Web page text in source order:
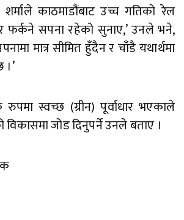
शर्माले काठमाडौंबाट उच्च गतिको रेल
फर्कने सपना रहेको सुनाए,’ उनले भने,
मात्र सीमित हुँदैन र चाँडै यथार्थमा
रुपमा स्वच्छ (ग्रीन) पूर्वाधार भएकाले
जोड दिनुपर्ने उनले बताए ।